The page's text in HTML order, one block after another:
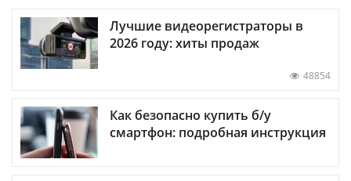
Лучшие видеорегистраторы в
2026 году: хиты продаж
48854
Как безопасно купить б/у
смартфон: подробная инструкция